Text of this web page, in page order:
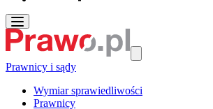
Prawnicy i sądy
Wymiar sprawiedliwości
Prawnicy